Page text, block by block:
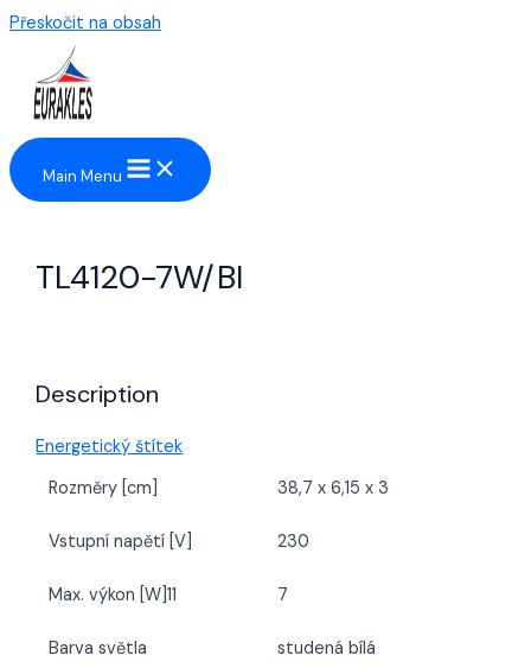
Přeskočit na obsah
Main Menu
TL4120-7W/BI
Description
Energetický štítek
Rozměry [cm]
38,7 x 6,15 x 3
Vstupní napětí [V] 230
Max. výkon [W]11 7
Barva světla studená bílá